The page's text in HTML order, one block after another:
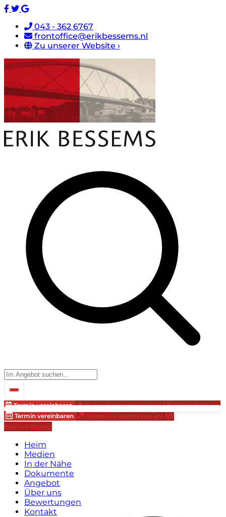
043 - 362 6767
frontoffice@erikbessems.nl
Zu unserer Website ›
Termin vereinbaren Bieten Sie einen Preis an!
Wertschätzung
Termin vereinbaren
Bieten Sie einen Preis an!
Wertschätzung
Heim
Medien
In der Nähe
Dokumente
Angebot
Über uns
Bewertungen
Kontakt